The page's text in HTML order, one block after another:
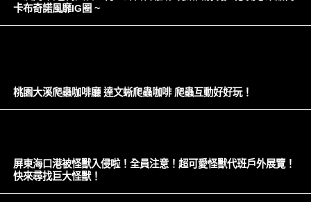
卡布奇諾風靡IG圈 ~
桃園大溪爬蟲咖啡廳 達文蜥爬蟲咖啡 爬蟲互動好好玩！
屏東海口港被怪獸入侵啦！全員注意！超可愛怪獸代班戶外展覽！
快來尋找巨大怪獸！